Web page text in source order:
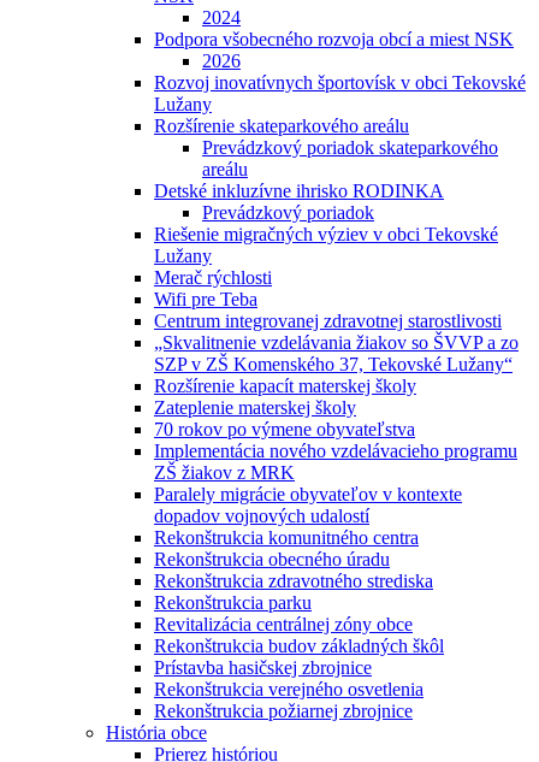
2024
Podpora všobecného rozvoja obcí a miest NSK
2026
Rozvoj inovatívnych športovísk v obci Tekovské
Lužany
Rozšírenie skateparkového areálu
Prevádzkový poriadok skateparkového
areálu
Detské inkluzívne ihrisko RODINKA
Prevádzkový poriadok
Riešenie migračných výziev v obci Tekovské
Lužany
Merač rýchlosti
Wifi pre Teba
Centrum integrovanej zdravotnej starostlivosti
„Skvalitnenie vzdelávania žiakov so ŠVVP a zo
SZP v ZŠ Komenského 37, Tekovské Lužany“
Rozšírenie kapacít materskej školy
Zateplenie materskej školy
70 rokov po výmene obyvateľstva
Implementácia nového vzdelávacieho programu
ZŠ žiakov z MRK
Paralely migrácie obyvateľov v kontexte
dopadov vojnových udalostí
Rekonštrukcia komunitného centra
Rekonštrukcia obecného úradu
Rekonštrukcia zdravotného strediska
Rekonštrukcia parku
Revitalizácia centrálnej zóny obce
Rekonštrukcia budov základných škôl
Prístavba hasičskej zbrojnice
Rekonštrukcia verejného osvetlenia
Rekonštrukcia požiarnej zbrojnice
História obce
Prierez históriou